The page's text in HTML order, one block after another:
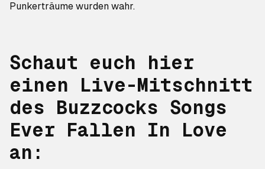
Punkerträume wurden wahr.
Schaut euch hier
einen Live-Mitschnitt
des Buzzcocks Songs
Ever Fallen In Love
an: